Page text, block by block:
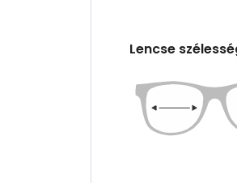
Lencse